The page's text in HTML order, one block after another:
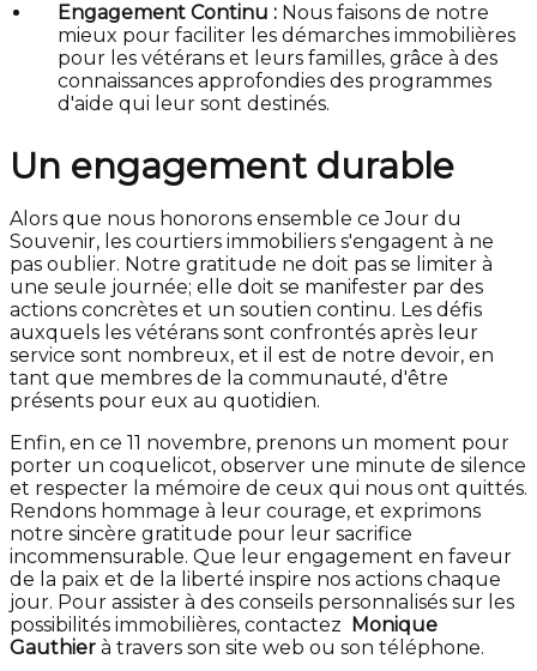
Engagement Continu : Nous faisons de notre
mieux pour faciliter les démarches immobilières
pour les vétérans et leurs familles, grâce à des
connaissances approfondies des programmes
d'aide qui leur sont destinés.
Un engagement durable
Alors que nous honorons ensemble ce Jour du
Souvenir, les courtiers immobiliers s'engagent à ne
pas oublier. Notre gratitude ne doit pas se limiter à
une seule journée; elle doit se manifester par des
actions concrètes et un soutien continu. Les défis
auxquels les vétérans sont confrontés après leur
service sont nombreux, et il est de notre devoir, en
tant que membres de la communauté, d'être
présents pour eux au quotidien.
Enfin, en ce 11 novembre, prenons un moment pour
porter un coquelicot, observer une minute de silence
et respecter la mémoire de ceux qui nous ont quittés.
Rendons hommage à leur courage, et exprimons
notre sincère gratitude pour leur sacrifice
incommensurable. Que leur engagement en faveur
de la paix et de la liberté inspire nos actions chaque
jour. Pour assister à des conseils personnalisés sur les
possibilités immobilières, contactez Monique
Gauthier à travers son site web ou son téléphone.